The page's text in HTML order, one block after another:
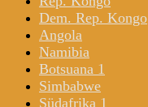
Dem. Rep. Kongo
Angola
Namibia
Botsuana 1
Simbabwe
Südafrika 1